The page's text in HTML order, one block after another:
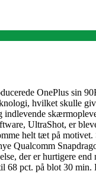
OnePlus sin
hvilket skulle
UltraShot, er
helt tæt på
Qualcomm
der er hurtigere end
68 pct. på blot 30